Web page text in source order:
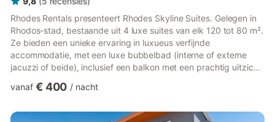
Rhodes Rentals presenteert Rhodes Skyline Suites. Gelegen in
Rhodos-stad, bestaande uit 4 luxe suites van elk 120 tot 80 m².
Ze bieden een unieke ervaring in luxueus verfijnde
accommodatie, met een luxe bubbelbad (interne of externe
jacuzzi of beide), inclusief een balkon met een prachtig uitzicht
zoals Symi, Tilos en Nisyros, en natuurlijk de betoverende
volledig uitgerust, inclusief een zithoek, een goed uitgeruste
vanaf € 400 / nacht